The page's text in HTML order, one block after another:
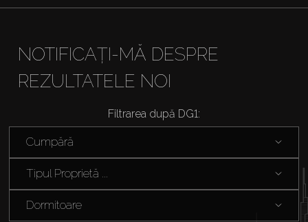
NOTIFICAȚI-MĂ DESPRE
REZULTATELE NOI
Filtrarea după DG1:
Cumpără
Tipul Proprietă ...
Dormitoare